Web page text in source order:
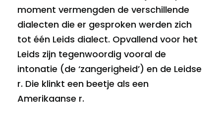
moment vermengden de verschillende
dialecten die er gesproken werden zich
tot één Leids dialect. Opvallend voor het
Leids zijn tegenwoordig vooral de
intonatie (de ‘zangerigheid’) en de Leidse
r. Die klinkt een beetje als een
Amerikaanse r.